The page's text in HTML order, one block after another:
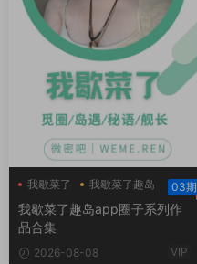
我歇菜了 我歇菜了趣岛 03期
我歇菜了趣岛app圈子系列作
品合集
2026-08-08 VIP